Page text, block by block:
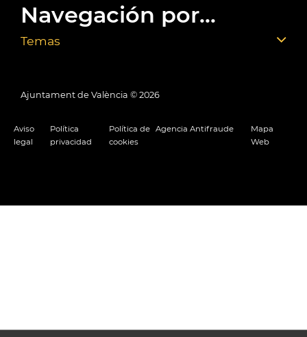
Navegación por...
Temas
Ajuntament de València © 2026
Aviso
legal
Política
privacidad
Política de
cookies
Agencia Antifraude
Mapa
Web